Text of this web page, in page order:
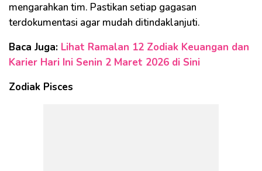
mengarahkan tim. Pastikan setiap gagasan
terdokumentasi agar mudah ditindaklanjuti.
Baca Juga: Lihat Ramalan 12 Zodiak Keuangan dan
Karier Hari Ini Senin 2 Maret 2026 di Sini
Zodiak Pisces